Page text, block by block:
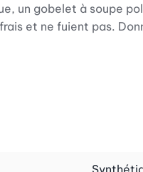
un gobelet à soupe
et ne fuient pas.